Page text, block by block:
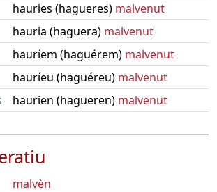
hauries (hagueres) malvenut
hauria (haguera) malvenut
hauríem (haguérem) malvenut
hauríeu (haguéreu) malvenut
haurien (hagueren) malvenut
malvèn